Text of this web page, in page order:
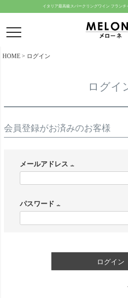
イタリア最高級スパークリングワイン フラン
HOME ログイン
ログイ
会員登録がお済みのお客様
メールアドレス
(
須
)
パスワード
須
ログイン